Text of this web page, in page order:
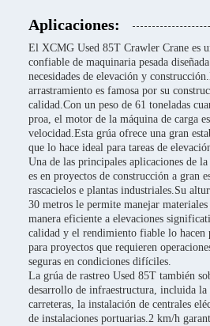
Aplicaciones:
El XCMG Used 85T Crawler Crane es
confiable de maquinaria pesada
necesidades de elevación y
arrastramiento es famosa por su
calidad.Con un peso de 61 toneladas
proa, el motor de la máquina de carga
velocidad.Esta grúa ofrece una gran
que lo hace ideal para tareas de
Una de las principales aplicaciones de
es en proyectos de construcción a gran
rascacielos e plantas industriales.Su
30 metros le permite manejar
manera eficiente a elevaciones
calidad y el rendimiento fiable lo hacen
para proyectos que requieren
seguras en condiciones difíciles.
La grúa de rastreo Used 85T también
desarrollo de infraestructura, incluida la
carreteras, la instalación de centrales
de instalaciones portuarias.2 km/h